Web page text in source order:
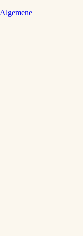
Algemene